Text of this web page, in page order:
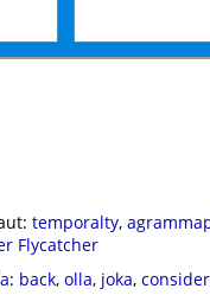
temporalty,
Flycatcher
: back, olla, joka, consider